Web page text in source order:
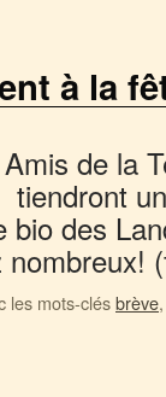
à la
de la
bio des
les mots-clésbrève